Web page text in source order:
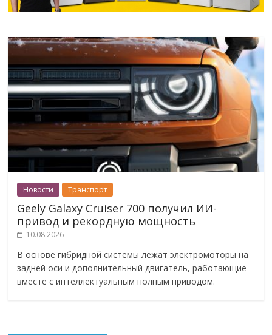
Новости Транспорт
Geely Galaxy Cruiser 700 получил ИИ-
привод и рекордную мощность
10.08.2026
В основе гибридной системы лежат электромоторы на
задней оси и дополнительный двигатель, работающие
вместе с интеллектуальным полным приводом.